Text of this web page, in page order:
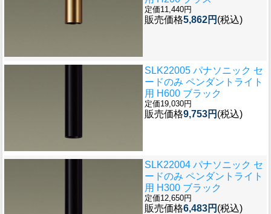
定価11,440円
販売価格5,862円 (税込)
SLK22005 パナソニック セ
ードのみ ペンダントライト
用 H600 ブラック
定価19,030円
販売価格9,753円 (税込)
SLK22004 パナソニック セ
ードのみ ペンダントライト
用 H300 ブラック
定価12,650円
販売価格6,483円 (税込)